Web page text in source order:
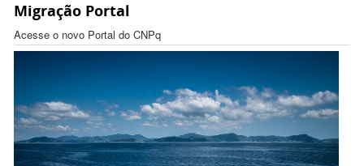
16:32:00 -0300
Migração Portal
Acesse o novo Portal do CNPq